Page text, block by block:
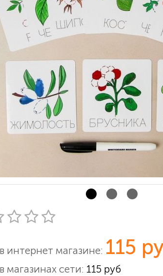
интернет магазине: 115
магазинах сети: 115 руб